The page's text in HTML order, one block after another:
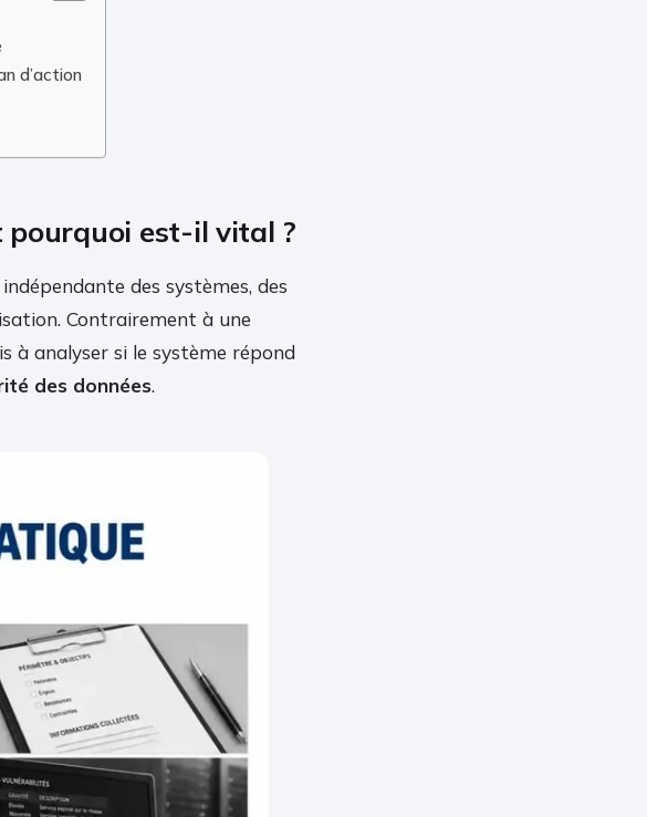
d’action
pourquoi est-il vital ?
des systèmes, des
Contrairement à une
à analyser si le système répond
des données.